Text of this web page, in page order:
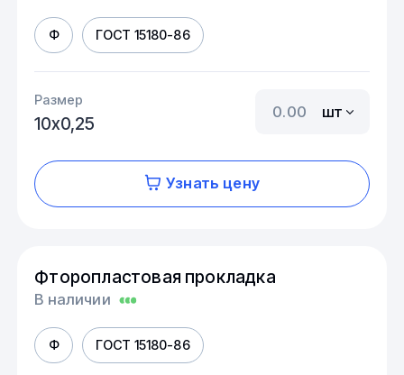
Ф ГОСТ 15180-86
Размер
10х0,25
шт
Узнать цену
Фторопластовая прокладка
В наличии
Ф ГОСТ 15180-86